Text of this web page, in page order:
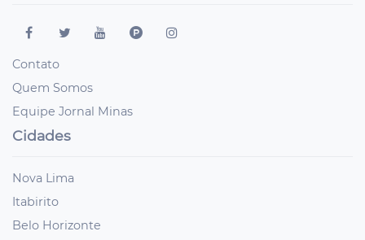
Contato
Quem Somos
Equipe Jornal Minas
Cidades
Nova Lima
Itabirito
Belo Horizonte